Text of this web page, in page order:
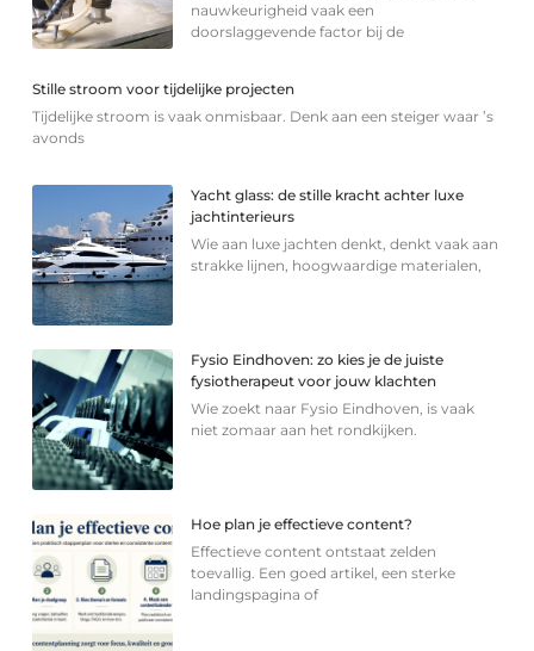
nauwkeurigheid vaak een
doorslaggevende factor bij de
Stille stroom voor tijdelijke projecten
Tijdelijke stroom is vaak onmisbaar. Denk aan een steiger waar ’s
avonds
Yacht glass: de stille kracht achter luxe
jachtinterieurs
Wie aan luxe jachten denkt, denkt vaak aan
strakke lijnen, hoogwaardige materialen,
Fysio Eindhoven: zo kies je de juiste
fysiotherapeut voor jouw klachten
Wie zoekt naar Fysio Eindhoven, is vaak
niet zomaar aan het rondkijken.
Hoe plan je effectieve content?
Effectieve content ontstaat zelden
toevallig. Een goed artikel, een sterke
landingspagina of